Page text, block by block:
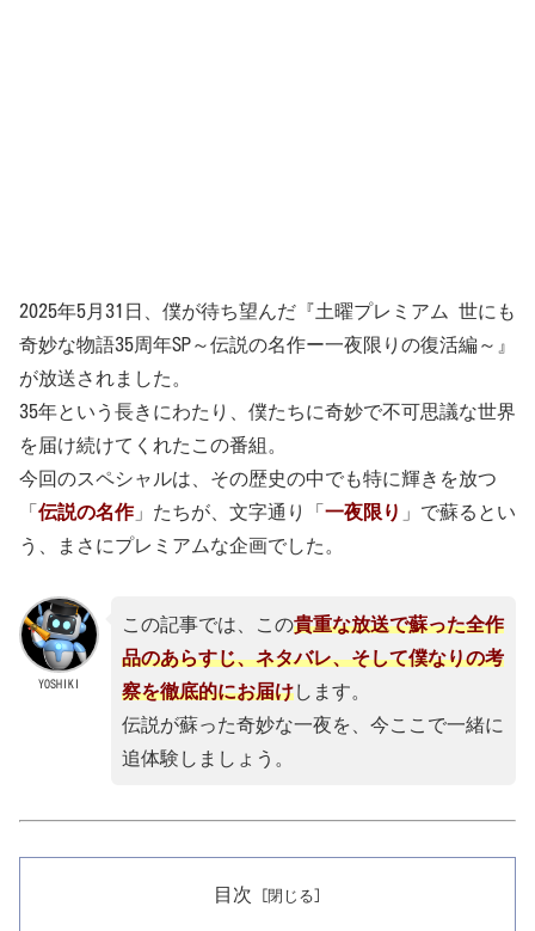
2025年5月31日、僕が待ち望んだ『土曜プレミアム 世にも
奇妙な物語35周年SP～伝説の名作ー一夜限りの復活編～』
が放送されました。
35年という長きにわたり、僕たちに奇妙で不可思議な世界
を届け続けてくれたこの番組。
今回のスペシャルは、その歴史の中でも特に輝きを放つ
「 伝説の名作」たちが、文字通り「 一夜限り 」で蘇るとい
う、まさにプレミアムな企画でした。
YOSHIKI
この記事では、この貴重な放送で蘇った全作
品のあらすじ、ネタバレ、そして僕なりの考
察を徹底的にお届けします。
伝説が蘇った奇妙な一夜を、今ここで一緒に
追体験しましょう。
目次